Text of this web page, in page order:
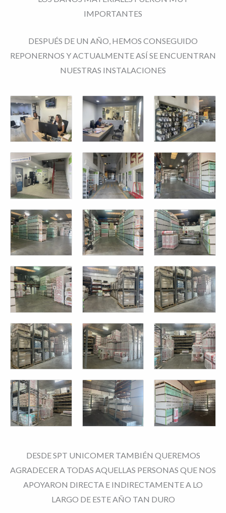
IMPORTANTES
DESPUÉS DE UN AÑO, HEMOS CONSEGUIDO
REPONERNOS Y ACTUALMENTE ASÍ SE ENCUENTRAN
NUESTRAS INSTALACIONES
DESDE SPT UNICOMER TAMBIÉN QUEREMOS
AGRADECER A TODAS AQUELLAS PERSONAS QUE NOS
APOYARON DIRECTA E INDIRECTAMENTE A LO
LARGO DE ESTE AÑO TAN DURO